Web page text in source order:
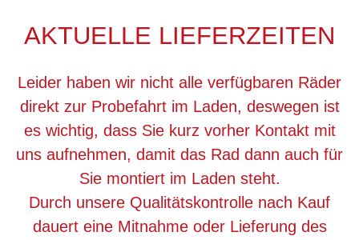
AKTUELLE LIEFERZEITEN
Leider haben wir nicht alle verfügbaren Räder
direkt zur Probefahrt im Laden, deswegen ist
es wichtig, dass Sie kurz vorher Kontakt mit
uns aufnehmen, damit das Rad dann auch für
Sie montiert im Laden steht.
Durch unsere Qualitätskontrolle nach Kauf
dauert eine Mitnahme oder Lieferung des